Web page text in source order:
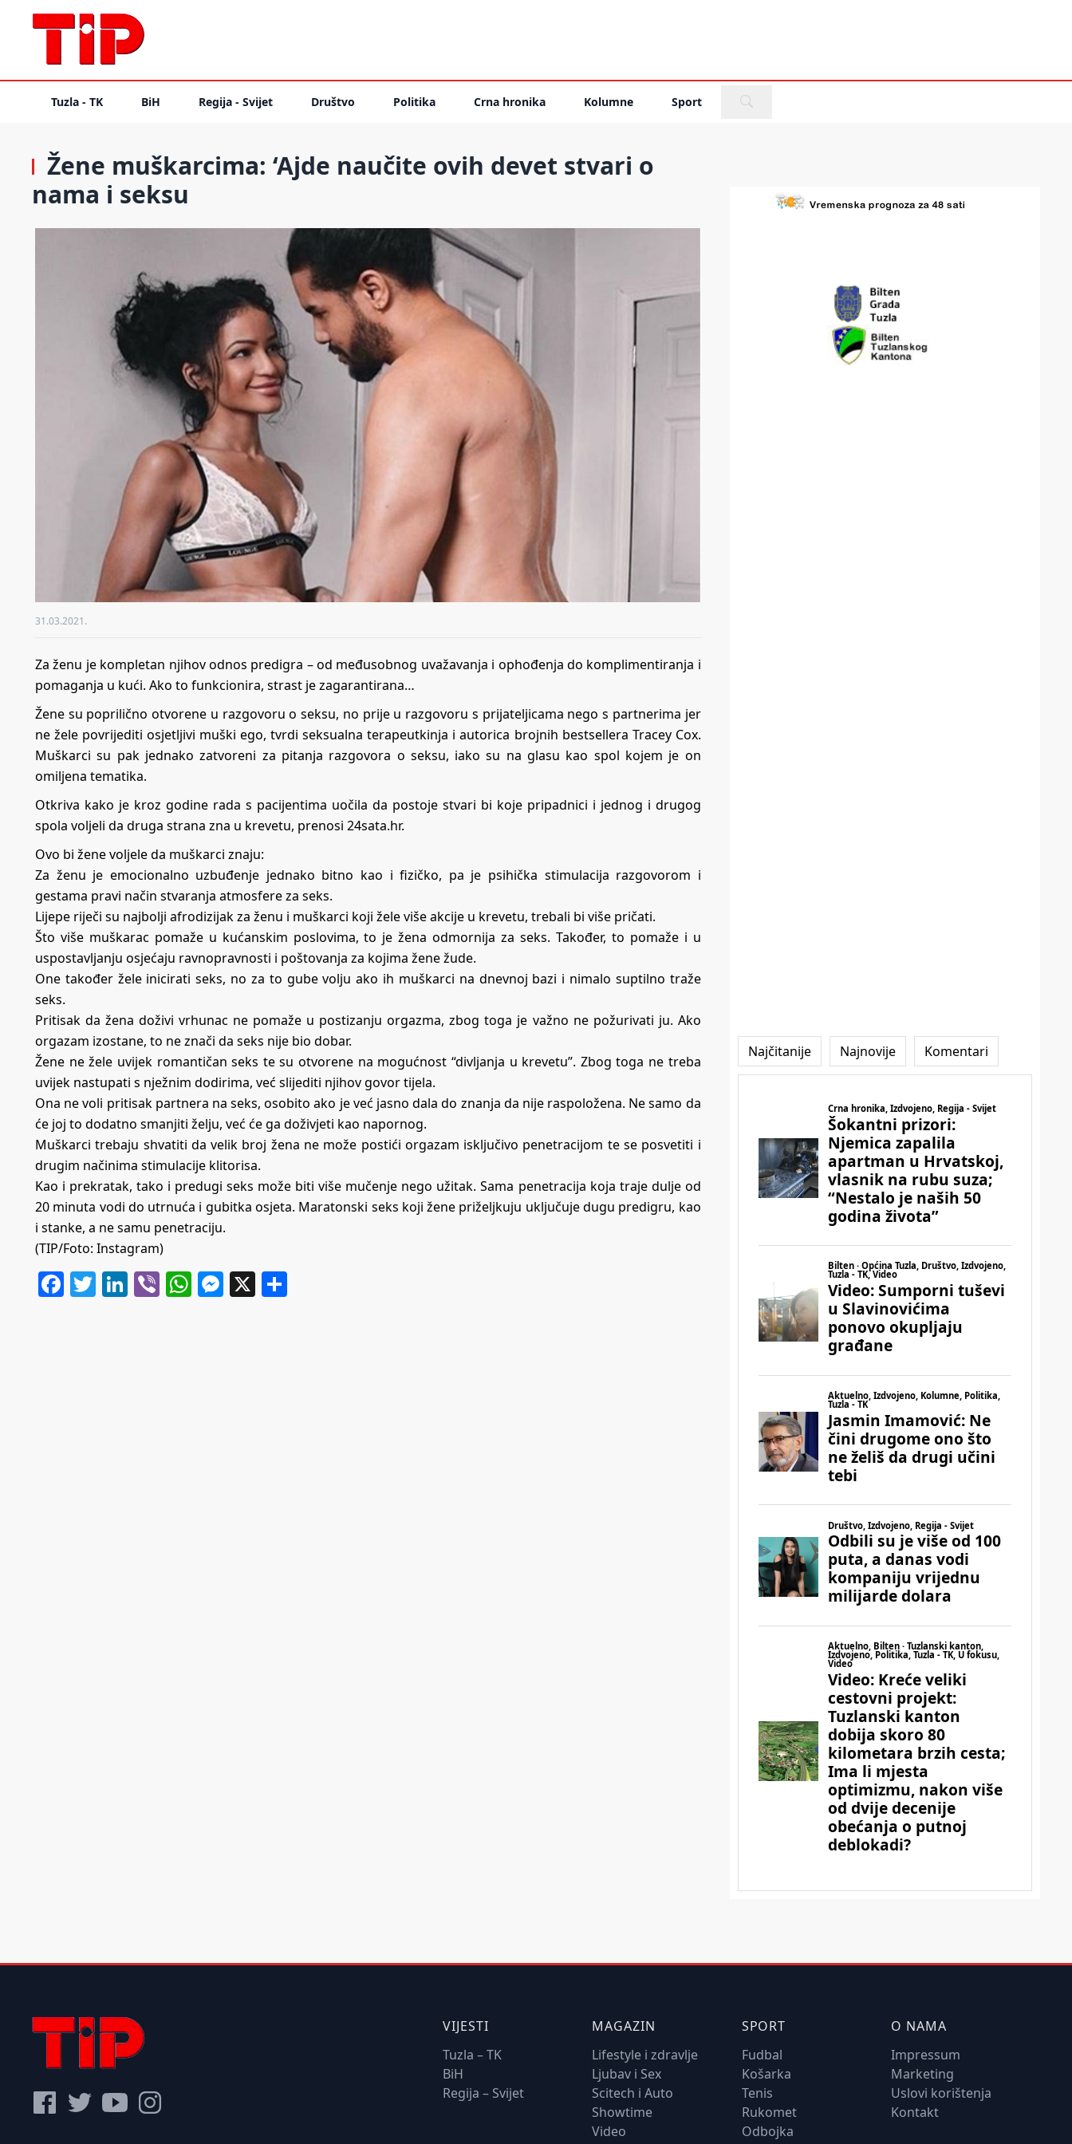
Tuzla - TK BiH Regija - Svijet Društvo Politika Crna hronika Kolumne Sport
Žene muškarcima: ‘Ajde naučite ovih devet stvari o
nama i seksu
31.03.2021.
Za ženu je kompletan njihov odnos predigra – od međusobnog uvažavanja i ophođenja do komplimentiranja i
pomaganja u kući. Ako to funkcionira, strast je zagarantirana…
Žene su poprilično otvorene u razgovoru o seksu, no prije u razgovoru s prijateljicama nego s partnerima jer
ne žele povrijediti osjetljivi muški ego, tvrdi seksualna terapeutkinja i autorica brojnih bestsellera Tracey Cox.
Muškarci su pak jednako zatvoreni za pitanja razgovora o seksu, iako su na glasu kao spol kojem je on
omiljena tematika.
Otkriva kako je kroz godine rada s pacijentima uočila da postoje stvari bi koje pripadnici i jednog i drugog
spola voljeli da druga strana zna u krevetu, prenosi 24sata.hr.
Ovo bi žene voljele da muškarci znaju:
Za ženu je emocionalno uzbuđenje jednako bitno kao i fizičko, pa je psihička stimulacija razgovorom i
gestama pravi način stvaranja atmosfere za seks.
Lijepe riječi su najbolji afrodizijak za ženu i muškarci koji žele više akcije u krevetu, trebali bi više pričati.
Što više muškarac pomaže u kućanskim poslovima, to je žena odmornija za seks. Također, to pomaže i u
uspostavljanju osjećaju ravnopravnosti i poštovanja za kojima žene žude.
One također žele inicirati seks, no za to gube volju ako ih muškarci na dnevnoj bazi i nimalo suptilno traže
seks.
Pritisak da žena doživi vrhunac ne pomaže u postizanju orgazma, zbog toga je važno ne požurivati ju. Ako
orgazam izostane, to ne znači da seks nije bio dobar.
Žene ne žele uvijek romantičan seks te su otvorene na mogućnost “divljanja u krevetu”. Zbog toga ne treba
uvijek nastupati s nježnim dodirima, već slijediti njihov govor tijela.
Ona ne voli pritisak partnera na seks, osobito ako je već jasno dala do znanja da nije raspoložena. Ne samo da
će joj to dodatno smanjiti želju, već će ga doživjeti kao napornog.
Muškarci trebaju shvatiti da velik broj žena ne može postići orgazam isključivo penetracijom te se posvetiti i
drugim načinima stimulacije klitorisa.
Kao i prekratak, tako i predugi seks može biti više mučenje nego užitak. Sama penetracija koja traje dulje od
20 minuta vodi do utrnuća i gubitka osjeta. Maratonski seks koji žene priželjkuju uključuje dugu predigru, kao
i stanke, a ne samu penetraciju.
(TIP/Foto: Instagram)
Facebook
Twitter
LinkedIn
ViberWhatsApp
Messenger
X
Najčitanije Najnovije Komentari
VIJESTI
Tuzla – TK
BiH
Regija – Svijet
MAGAZIN
Lifestyle i zdravlje
Ljubav i Sex
Scitech i Auto
Showtime
Video
SPORT
Fudbal
Košarka
Tenis
Rukomet
Odbojka
O NAMA
Impressum
Marketing
Uslovi korištenja
Kontakt